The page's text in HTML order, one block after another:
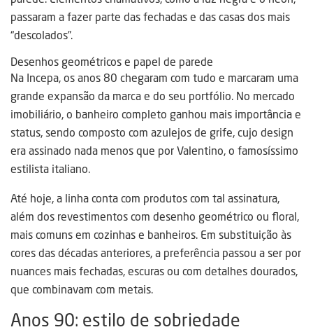
passaram a fazer parte das fechadas e das casas dos mais
“descolados”.
Desenhos geométricos e papel de parede
Na Incepa, os anos 80 chegaram com tudo e marcaram uma
grande expansão da marca e do seu portfólio. No mercado
imobiliário, o banheiro completo ganhou mais importância e
status, sendo composto com azulejos de grife, cujo design
era assinado nada menos que por Valentino, o famosíssimo
estilista italiano.
Até hoje, a linha conta com produtos com tal assinatura,
além dos revestimentos com desenho geométrico ou floral,
mais comuns em cozinhas e banheiros. Em substituição às
cores das décadas anteriores, a preferência passou a ser por
nuances mais fechadas, escuras ou com detalhes dourados,
que combinavam com metais.
Anos 90: estilo de sobriedade